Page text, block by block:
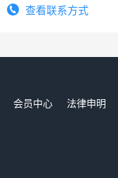
查看联系方式
会员中心
法律申明